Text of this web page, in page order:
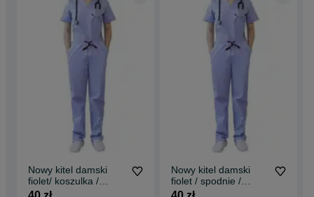
Nowy kitel damski
fiolet/ koszulka /
bluzka/ fartuch / góra
Nowy kitel damski
fiolet / spodnie /
fartuch / dół !500-